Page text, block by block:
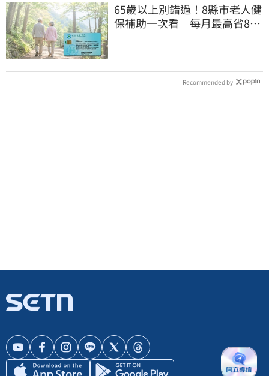
65歲以上別錯過！8縣市老人健
保補助一次看 每月最高省826
Recommended by